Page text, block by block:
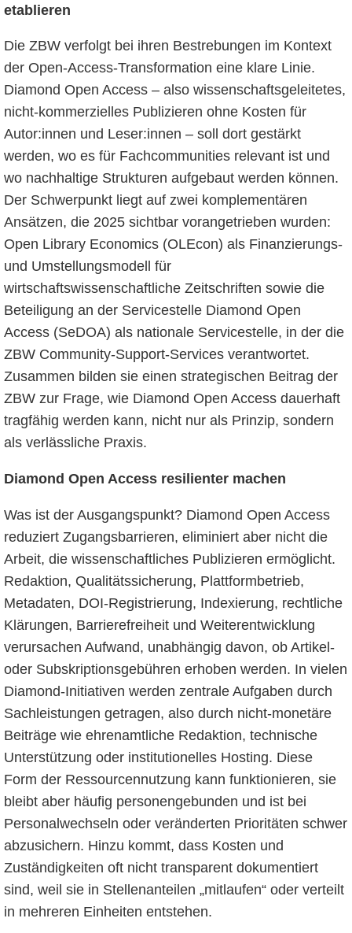
etablieren
Die ZBW verfolgt bei ihren Bestrebungen im Kontext
der Open-Access-Transformation eine klare Linie.
Diamond Open Access – also wissenschaftsgeleitetes,
nicht-kommerzielles Publizieren ohne Kosten für
Autor:innen und Leser:innen – soll dort gestärkt
werden, wo es für Fachcommunities relevant ist und
wo nachhaltige Strukturen aufgebaut werden können.
Der Schwerpunkt liegt auf zwei komplementären
Ansätzen, die 2025 sichtbar vorangetrieben wurden:
Open Library Economics (OLEcon) als Finanzierungs-
und Umstellungsmodell für
wirtschaftswissenschaftliche Zeitschriften sowie die
Beteiligung an der Servicestelle Diamond Open
Access (SeDOA) als nationale Servicestelle, in der die
ZBW Community-Support-Services verantwortet.
Zusammen bilden sie einen strategischen Beitrag der
ZBW zur Frage, wie Diamond Open Access dauerhaft
tragfähig werden kann, nicht nur als Prinzip, sondern
als verlässliche Praxis.
Diamond Open Access resilienter machen
Was ist der Ausgangspunkt? Diamond Open Access
reduziert Zugangsbarrieren, eliminiert aber nicht die
Arbeit, die wissenschaftliches Publizieren ermöglicht.
Redaktion, Qualitätssicherung, Plattformbetrieb,
Metadaten, DOI-Registrierung, Indexierung, rechtliche
Klärungen, Barrierefreiheit und Weiterentwicklung
verursachen Aufwand, unabhängig davon, ob Artikel-
oder Subskriptionsgebühren erhoben werden. In vielen
Diamond-Initiativen werden zentrale Aufgaben durch
Sachleistungen getragen, also durch nicht-monetäre
Beiträge wie ehrenamtliche Redaktion, technische
Unterstützung oder institutionelles Hosting. Diese
Form der Ressourcennutzung kann funktionieren, sie
bleibt aber häufig personengebunden und ist bei
Personalwechseln oder veränderten Prioritäten schwer
abzusichern. Hinzu kommt, dass Kosten und
Zuständigkeiten oft nicht transparent dokumentiert
sind, weil sie in Stellenanteilen „mitlaufen“ oder verteilt
in mehreren Einheiten entstehen.